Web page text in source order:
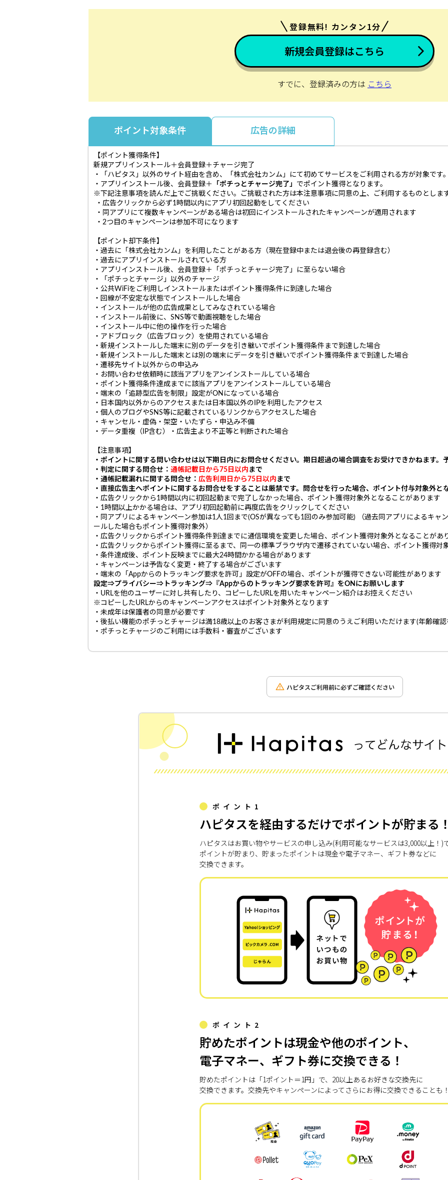
登録無料! カンタン1分
新規会員登録はこちら
すでに、登録済みの方は こちら
ポイント対象条件 広告の詳細
【ポイント獲得条件】
新規アプリインストール＋会員登録＋チャージ完了
・「ハピタス」以外のサイト経由を含め、「株式会社カンム」にて初めてサービスをご利用される方が対象です
・アプリインストール後、会員登録＋
「ポチっとチャージ完了」 でポイント獲得となります。
※下記注意事項を読んだ上でご挑戦ください。ご挑戦された方は本注意事項に同意の上、ご利用するものとしま
・広告クリックから必ず1時間以内にアプリ初回起動をしてください
・同アプリにて複数キャンペーンがある場合は初回にインストールされたキャンペーンが適用されます
・2つ目のキャンペーンは参加不可になります
【ポイント却下条件】
・過去に「株式会社カンム」を利用したことがある方（現在登録中または退会後の再登録含む）
・過去にアプリインストールされている方
・アプリインストール後、会員登録＋「ポチっとチャージ完了」に至らない場合
・「ポチっとチャージ」以外のチャージ
・公共WiFiをご利用しインストールまたはポイント獲得条件に到達した場合
・回線が不安定な状態でインストールした場合
・インストールが他の広告成果としてみなされている場合
・インストール前後に、SNS等で動画視聴をした場合
・インストール中に他の操作を行った場合
・アドブロック（広告ブロック）を使用されている場合
・新規インストールした端末に別のデータを引き継いでポイント獲得条件まで到達した場合
・新規インストールした端末とは別の端末にデータを引き継いでポイント獲得条件まで到達した場合
・遷移先サイト以外からの申込み
・お問い合わせ依頼時に該当アプリをアンインストールしている場合
・ポイント獲得条件達成までに該当アプリをアンインストールしている場合
・端末の「追跡型広告を制限」設定がONになっている場合
・日本国内以外からのアクセスまたは日本国以外のIPを利用したアクセス
・個人のブログやSNS等に記載されているリンクからアクセスした場合
・キャンセル・虚偽・架空・いたずら・申込み不備
・データ重複（IP含む）・広告主より不正等と判断された場合
【注意事項】
・ポイントに関する問い合わせは以下期日内にお問合せください。期日超過の場合調査をお受けできかねます。
・判定に関する問合せ： 通帳記載日から75日以内 まで
・通帳記載漏れに関する問合せ： 広告利用日から75日以内 まで
・直接広告主へポイントに関するお問合せをすることは厳禁です。問合せを行った場合、ポイント付与対象外と
・広告クリックから1時間以内に初回起動まで完了しなかった場合、ポイント獲得対象外となることがあります
・1時間以上かかる場合は、アプリ初回起動前に再度広告をクリックしてください
・同アプリによるキャンペーン参加は1人1回まで(OSが異なっても1回のみ参加可能) （過去同アプリによるキャ
ールした場合もポイント獲得対象外）
・広告クリックからポイント獲得条件到達までに通信環境を変更した場合、ポイント獲得対象外となることがあ
・広告クリックからポイント獲得に至るまで、同一の標準ブラウザ内で遷移されていない場合、ポイント獲得対
・条件達成後、ポイント反映までに最大24時間かかる場合があります
・キャンペーンは予告なく変更・終了する場合がございます
・端末の「Appからのトラッキング要求を許可」設定がOFFの場合、ポイントが獲得できない可能性があります
設定⇒プライバシー⇒トラッキング⇒『Appからのトラッキング要求を許可』をONにお願いします
・URLを他のユーザーに対し共有したり、コピーしたURLを用いたキャンペーン紹介はお控えください
※コピーしたURLからのキャンペーンアクセスはポイント対象外となります
・未成年は保護者の同意が必要です
・後払い機能のポチっとチャージは満18歳以上のお客さまが利用規定に同意のうえご利用いただけます(年齢確
・ポチっとチャージのご利用には手数料・審査がございます
ハピタスご利用前に必ずご確認ください
ポイント1
ハピタスを経由するだけでポイントが貯まる
ハピタスはお買い物やサービスの申し込み(利用可能なサービスは3,000以上！)
ポイントが貯まり、貯まったポイントは現金や電子マネー、ギフト券などに
交換できます。
ポイント2
貯めたポイントは現金や他のポイント、
電子マネー、ギフト券に交換できる！
貯めたポイントは「1ポイント＝1円」で、20以上あるお好きな交換先に
交換できます。交換先やキャンペーンによってさらにお得に交換できることも